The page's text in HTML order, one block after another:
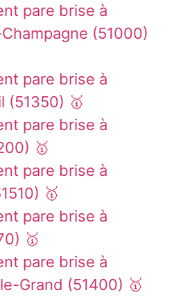
pare brise à
(51000)
pare brise à
(51350) 🥇
pare brise à
🥇
pare brise à
🥇
pare brise à
🥇
pare brise à
Grand (51400) 🥇